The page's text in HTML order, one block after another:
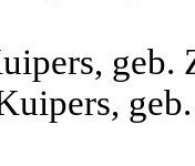
geb.